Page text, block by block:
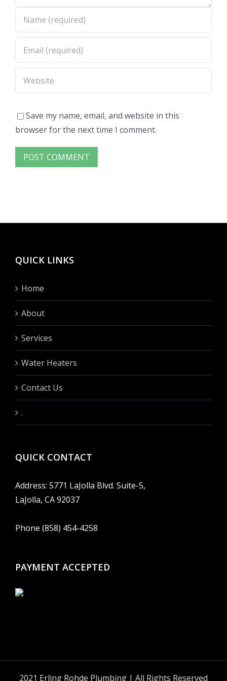
Save my name, email, and website in this
browser for the next time I comment.
QUICK LINKS
Home
About
Services
Water Heaters
Contact Us
.
QUICK CONTACT
Address: 5771 LaJolla Blvd. Suite-5,
LaJolla, CA 92037
Phone (858) 454-4258
PAYMENT ACCEPTED
2021 Erling Rohde Plumbing | All Rights Reserved